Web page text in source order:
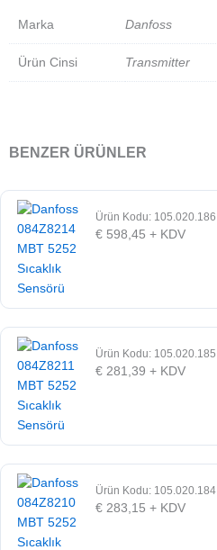
Marka Danfoss
Ürün Cinsi Transmitter
BENZER ÜRÜNLER
Ürün Kodu: 105.020.186
€ 598,45 + KDV
Ürün Kodu: 105.020.185
€ 281,39 + KDV
Ürün Kodu: 105.020.184
€ 283,15 + KDV